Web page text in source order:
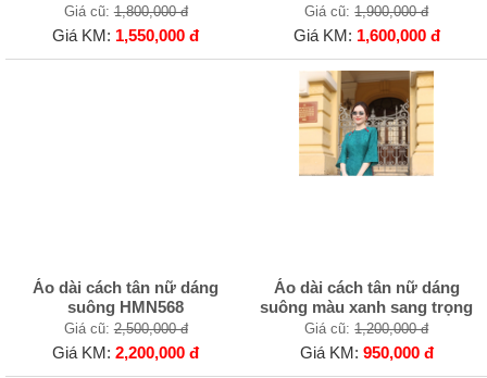
Giá cũ:1,800,000 đ
Giá KM: 1,550,000 đ
Giá cũ:1,900,000 đ
Giá KM: 1,600,000 đ
Áo dài cách tân nữ dáng
suông HMN568
Giá cũ:2,500,000 đ
Giá KM:2,200,000 đ
Áo dài cách tân nữ dáng
suông màu xanh sang trọng
Giá cũ:1,200,000 đ
Giá KM: 950,000 đ